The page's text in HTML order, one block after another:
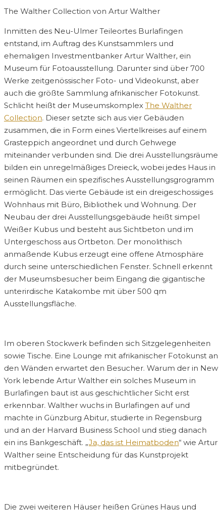
The Walther Collection von Artur Walther
Inmitten des Neu-Ulmer Teileortes Burlafingen
entstand, im Auftrag des Kunstsammlers und
ehemaligen Investmentbanker Artur Walther, ein
Museum für Fotoausstellung. Darunter sind über 700
Werke zeitgenössischer Foto- und Videokunst, aber
auch die größte Sammlung afrikanischer Fotokunst.
Schlicht heißt der Museumskomplex The Walther
Collection. Dieser setzte sich aus vier Gebäuden
zusammen, die in Form eines Viertelkreises auf einem
Grasteppich angeordnet und durch Gehwege
miteinander verbunden sind. Die drei Ausstellungsräume
bilden ein unregelmäßiges Dreieck, wobei jedes Haus in
seinen Räumen ein spezifisches Ausstellungsgrogramm
ermöglicht. Das vierte Gebäude ist ein dreigeschossiges
Wohnhaus mit Büro, Bibliothek und Wohnung. Der
Neubau der drei Ausstellungsgebäude heißt simpel
Weißer Kubus und besteht aus Sichtbeton und im
Untergeschoss aus Ortbeton. Der monolithisch
anmaßende Kubus erzeugt eine offene Atmosphäre
durch seine unterschiedlichen Fenster. Schnell erkennt
der Museumsbesucher beim Eingang die gigantische
unterirdische Katakombe mit über 500 qm
Ausstellungsfläche.
Im oberen Stockwerk befinden sich Sitzgelegenheiten
sowie Tische. Eine Lounge mit afrikanischer Fotokunst an
den Wänden erwartet den Besucher. Warum der in New
York lebende Artur Walther ein solches Museum in
Burlafingen baut ist aus geschichtlicher Sicht erst
erkennbar. Walther wuchs in Burlafingen auf und
machte in Günzburg Abitur, studierte in Regensburg
und an der Harvard Business School und stieg danach
ein ins Bankgeschäft. „Ja, das ist Heimatboden“ wie Artur
Walther seine Entscheidung für das Kunstprojekt
mitbegründet.
Die zwei weiteren Häuser heißen Grünes Haus und